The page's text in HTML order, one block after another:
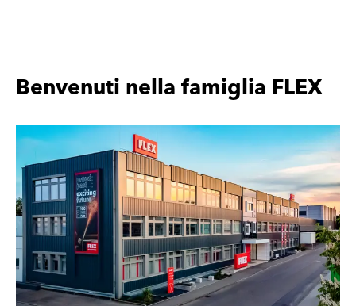
Benvenuti nella famiglia FLEX